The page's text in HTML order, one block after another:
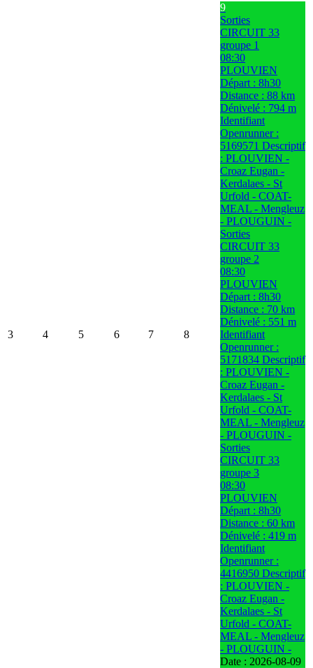
3 4 5 6 7 8
9
Sorties
CIRCUIT 33
groupe 1
08:30
PLOUVIEN
Départ : 8h30
Distance : 88 km
Dénivelé : 794 m
Identifiant
Openrunner :
5169571 Descriptif
: PLOUVIEN -
Croaz Eugan -
Kerdalaes - St
Urfold - COAT-
MEAL - Mengleuz
- PLOUGUIN -
Sorties
CIRCUIT 33
groupe 2
08:30
PLOUVIEN
Départ : 8h30
Distance : 70 km
Dénivelé : 551 m
Identifiant
Openrunner :
5171834 Descriptif
: PLOUVIEN -
Croaz Eugan -
Kerdalaes - St
Urfold - COAT-
MEAL - Mengleuz
- PLOUGUIN -
Sorties
CIRCUIT 33
groupe 3
08:30
PLOUVIEN
Départ : 8h30
Distance : 60 km
Dénivelé : 419 m
Identifiant
Openrunner :
4416950 Descriptif
: PLOUVIEN -
Croaz Eugan -
Kerdalaes - St
Urfold - COAT-
MEAL - Mengleuz
- PLOUGUIN -
Date : 2026-08-09